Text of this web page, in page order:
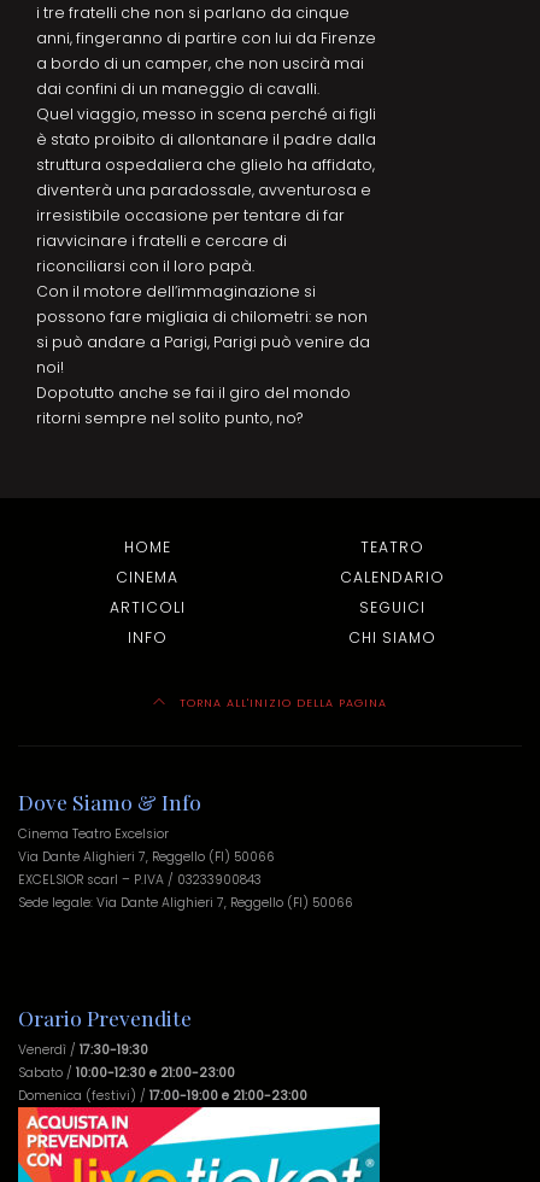
i tre fratelli che non si parlano da cinque
anni, fingeranno di partire con lui da Firenze
a bordo di un camper, che non uscirà mai
dai confini di un maneggio di cavalli.
Quel viaggio, messo in scena perché ai figli
è stato proibito di allontanare il padre dalla
struttura ospedaliera che glielo ha affidato,
diventerà una paradossale, avventurosa e
irresistibile occasione per tentare di far
riavvicinare i fratelli e cercare di
riconciliarsi con il loro papà.
Con il motore dell’immaginazione si
possono fare migliaia di chilometri: se non
si può andare a Parigi, Parigi può venire da
noi!
Dopotutto anche se fai il giro del mondo
ritorni sempre nel solito punto, no?
HOME
TEATRO
CINEMA
CALENDARIO
ARTICOLI
SEGUICI
INFO
CHI SIAMO
TORNA ALL'INIZIO DELLA PAGINA
Dove Siamo & Info
Cinema Teatro Excelsior
Via Dante Alighieri 7, Reggello (FI) 50066
EXCELSIOR scarl – P.IVA / 03233900843
Sede legale: Via Dante Alighieri 7, Reggello (FI) 50066
Orario Prevendite
Venerdì / 17:30-19:30
Sabato / 10:00-12:30 e 21:00-23:00
Domenica (festivi) / 17:00-19:00 e 21:00-23:00